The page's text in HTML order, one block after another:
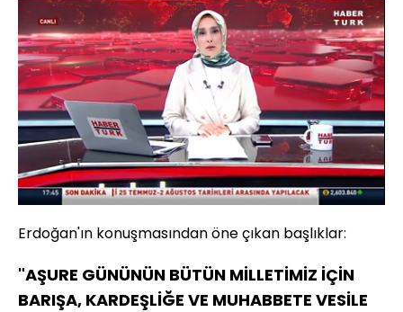
Sesi
Aç
Yüklendi:
2.63%
Oynatma
Hızı
Erdoğan'ın konuşmasından öne çıkan başlıklar:
"AŞURE GÜNÜNÜN BÜTÜN MİLLETİMİZ İÇİN
BARIŞA, KARDEŞLİĞE VE MUHABBETE VESİLE